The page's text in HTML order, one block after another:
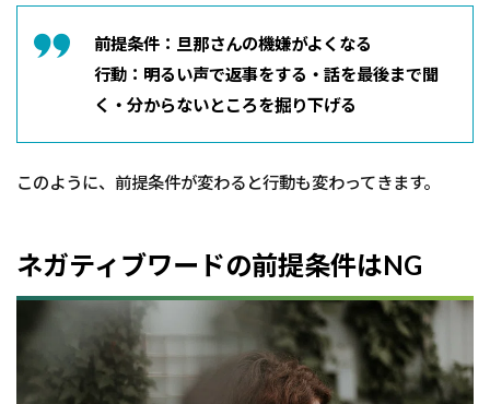
前提条件：旦那さんの機嫌がよくなる
行動：明るい声で返事をする・話を最後まで聞
く・分からないところを掘り下げる
このように、前提条件が変わると行動も変わってきます。
ネガティブワードの前提条件はNG